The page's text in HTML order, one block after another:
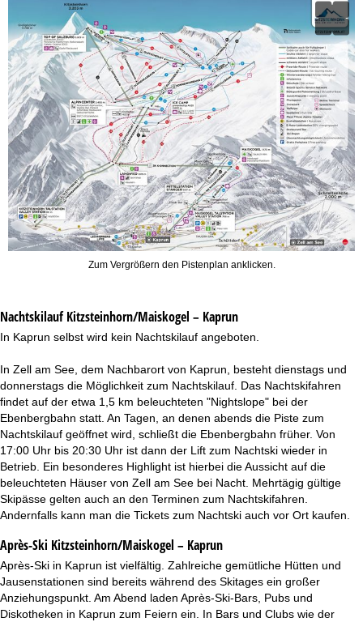
Zum Vergrößern den Pistenplan anklicken.
NachtskilaufKitzsteinhorn/Maiskogel – Kaprun
In Kaprun selbst wird kein Nachtskilauf angeboten.
In Zell am See, dem Nachbarort von Kaprun, besteht dienstags und
donnerstags die Möglichkeit zum Nachtskilauf. Das Nachtskifahren
findet auf der etwa 1,5 km beleuchteten "Nightslope" bei der
Ebenbergbahn statt. An Tagen, an denen abends die Piste zum
Nachtskilauf geöffnet wird, schließt die Ebenbergbahn früher. Von
17:00 Uhr bis 20:30 Uhr ist dann der Lift zum Nachtski wieder in
Betrieb. Ein besonderes Highlight ist hierbei die Aussicht auf die
beleuchteten Häuser von Zell am See bei Nacht. Mehrtägig gültige
Skipässe gelten auch an den Terminen zum Nachtskifahren.
Andernfalls kann man die Tickets zum Nachtski auch vor Ort kaufen.
Après-Ski Kitzsteinhorn/Maiskogel – Kaprun
Après-Ski in Kaprun ist vielfältig. Zahlreiche gemütliche Hütten und
Jausenstationen sind bereits während des Skitages ein großer
Anziehungspunkt. Am Abend laden Après-Ski-Bars, Pubs und
Diskotheken in Kaprun zum Feiern ein. In Bars und Clubs wie der